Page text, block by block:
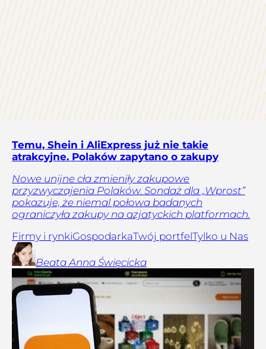
Temu, Shein i AliExpress już nie takie
atrakcyjne. Polaków zapytano o zakupy
Nowe unijne cła zmieniły zakupowe
przyzwyczajenia Polaków. Sondaż dla „Wprost”
pokazuje, że niemal połowa badanych
ograniczyła zakupy na azjatyckich platformach.
Firmy i rynkiGospodarkaTwój portfelTylko u Nas
Beata Anna Święcicka